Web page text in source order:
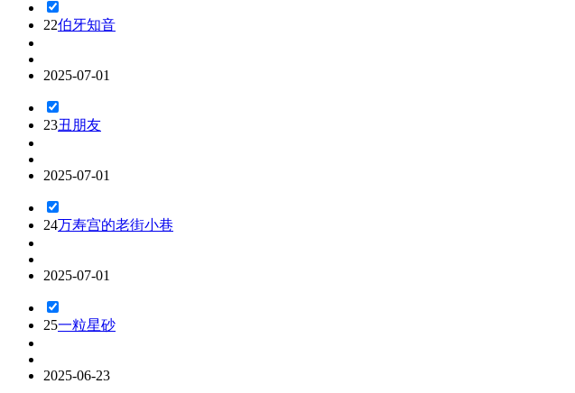
22伯牙知音
2025-07-01
23丑朋友
2025-07-01
24万寿宫的老街小巷
2025-07-01
25一粒星砂
2025-06-23